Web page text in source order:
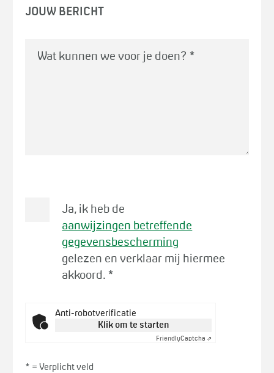
JOUW BERICHT
Wat kunnen we voor je doen? *
Ja, ik heb de
aanwijzingen betreffende
gegevensbescherming
gelezen en verklaar mij hiermee
akkoord. *
Anti-robotverificatie
Klik om te starten
FriendlyCaptcha ⇗
* = Verplicht veld